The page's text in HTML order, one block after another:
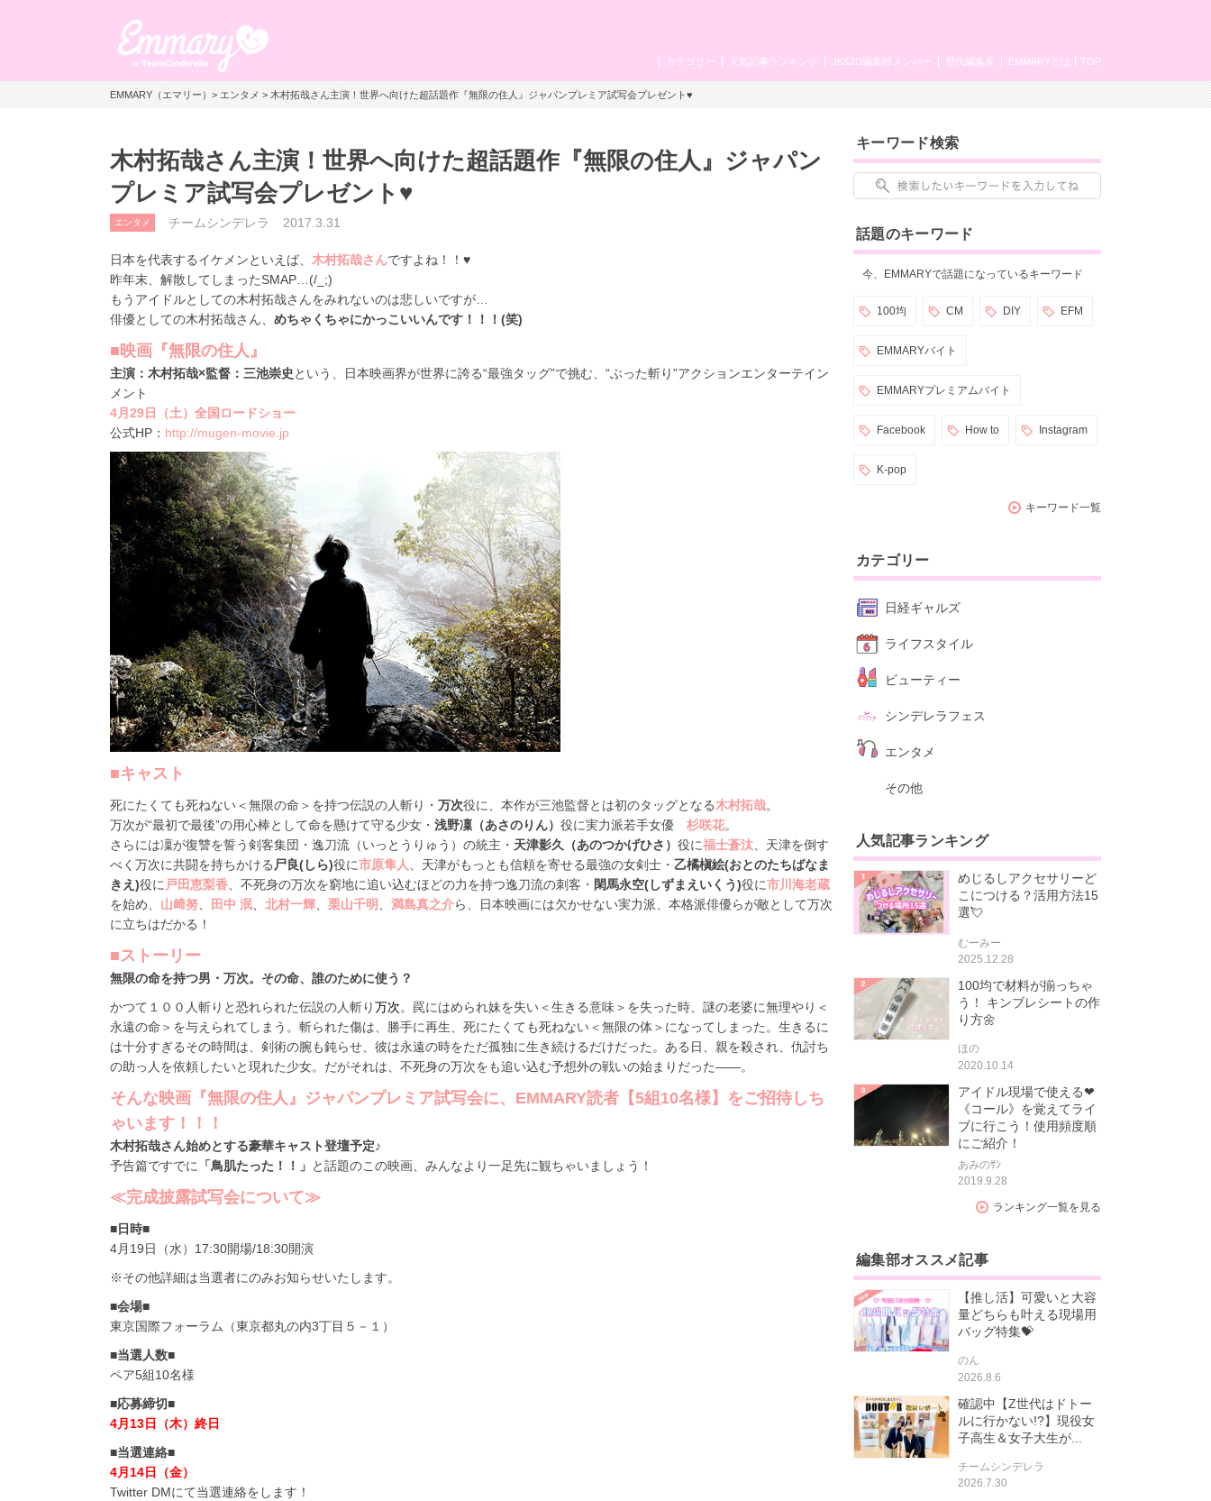
TOP
EMMARYとは
歴代編集長
JK&JD編集部メンバー
人気記事ランキング
カテゴリー
EMMARY（エマリー）>エンタメ> 木村拓哉さん主演！世界へ向けた超話題作『無限の住人』ジャパンプレミア試写会プレゼント♥
木村拓哉さん主演！世界へ向けた超話題作『無限の住人』ジャパン
プレミア試写会プレゼント♥
エンタメ チームシンデレラ 2017.3.31
日本を代表するイケメンといえば、 木村拓哉さんですよね！！♥
昨年末、解散してしまったSMAP…(/_;)
もうアイドルとしての木村拓哉さんをみれないのは悲しいですが…
俳優としての木村拓哉さん、 めちゃくちゃにかっこいいんです！！！(笑)
■映画『無限の住人』
主演：木村拓哉×監督：三池崇史という、日本映画界が世界に誇る“最強タッグ”で挑む、“ぶった斬り”アクションエンターテイン
メント
4月29日（土）全国ロードショー
公式HP： http://mugen-movie.jp
■キャスト
死にたくても死ねない＜無限の命＞を持つ伝説の人斬り・ 万次役に、本作が三池監督とは初のタッグとなる木村拓哉。
万次が“最初で最後”の用心棒として命を懸けて守る少女・ 浅野凜（あさのりん） 役に実力派若手女優 杉咲花。
さらには凜が復讐を誓う剣客集団・逸刀流（いっとうりゅう）の統主・ 天津影久（あのつかげひさ） 役に福士蒼汰 、天津を倒す
べく万次に共闘を持ちかける 尸良(しら)役に市原隼人 、天津がもっとも信頼を寄せる最強の女剣士・ 乙橘槇絵(おとのたちばなま
きえ)役に 戸田恵梨香 、不死身の万次を窮地に追い込むほどの力を持つ逸刀流の刺客・ 閑馬永空(しずまえいくう)役に市川海老蔵
を始め、 山﨑努 田中 泯 北村一輝 栗山千明 満島真之介ら、日本映画には欠かせない実力派、本格派俳優らが敵として万次
に立ちはだかる！
■ストーリー
無限の命を持つ男・万次。その命、誰のために使う？
かつて１００人斬りと恐れられた伝説の人斬り万次。罠にはめられ妹を失い＜生きる意味＞を失った時、謎の老婆に無理やり＜
永遠の命＞を与えられてしまう。斬られた傷は、勝手に再生、死にたくても死ねない＜無限の体＞になってしまった。生きるに
は十分すぎるその時間は、剣術の腕も鈍らせ、彼は永遠の時をただ孤独に生き続けるだけだった。ある日、親を殺され、仇討ち
の助っ人を依頼したいと現れた少女。だがそれは、不死身の万次をも追い込む予想外の戦いの始まりだった――。
そんな映画『無限の住人』ジャパンプレミア試写会に、EMMARY読者【5組10名様】をご招待しち
ゃいます！！！
木村拓哉さん始めとする豪華キャスト登壇予定♪
予告篇ですでに
「鳥肌たった！！」 と話題のこの映画、みんなより一足先に観ちゃいましょう！
≪完成披露試写会について≫
■日時■
4月19日（水）17:30開場/18:30開演
※その他詳細は当選者にのみお知らせいたします。
■会場■
東京国際フォーラム（東京都丸の内3丁目５－１）
■当選人数■
ペア5組10名様
■応募締切■
4月13日（木）終日
■当選連絡■
4月14日（金）
Twitter DMにて当選連絡をします！
キーワード検索
話題のキーワード
今、EMMARYで話題になっているキーワード
100均 CM DIY EFM
EMMARYバイト
EMMARYプレミアムバイト
Facebook How to Instagram
K-pop
キーワード一覧
カテゴリー
日経ギャルズ
ライフスタイル
ビューティー
シンデレラフェス
エンタメ
その他
人気記事ランキング
めじるしアクセサリーど
こにつける？活用方法15
選💘
むーみー
2025.12.28
100均で材料が揃っちゃ
う！ キンブレシートの作
り方🌼
ほの
2020.10.14
アイドル現場で使える❤
《コール》を覚えてライ
ブに行こう！使用頻度順
にご紹介！
あみのｻﾝ
2019.9.28
ランキング一覧を見る
編集部オススメ記事
【推し活】可愛いと大容
量どちらも叶える現場用
バッグ特集💝
のん
2026.8.6
確認中【Z世代はドトー
ルに行かない!?】現役女
子高生＆女子大生が...
チームシンデレラ
2026.7.30